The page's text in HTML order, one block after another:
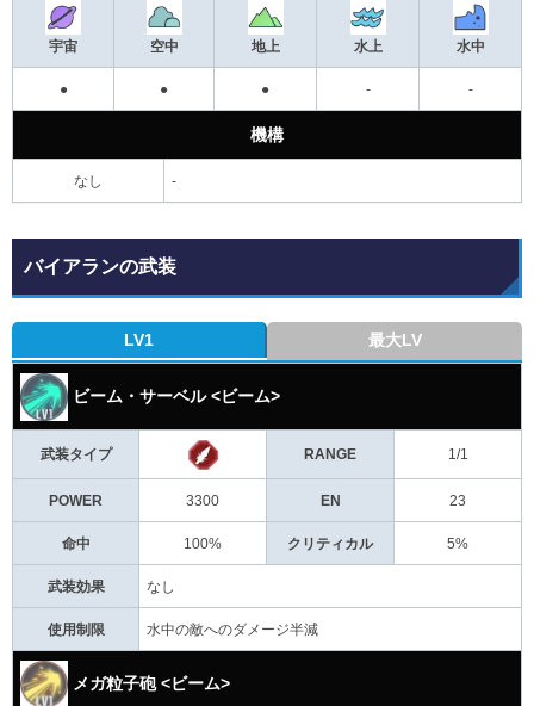
宇宙 空中 地上 水上 水中
● ● ● - -
機構
なし -
バイアランの武装
LV1 最大LV
ビーム・サーベル <ビーム>
武装タイプ RANGE 1/1
POWER 3300 EN 23
命中 100% クリティカル 5%
武装効果 なし
使用制限 水中の敵へのダメージ半減
メガ粒子砲 <ビーム>